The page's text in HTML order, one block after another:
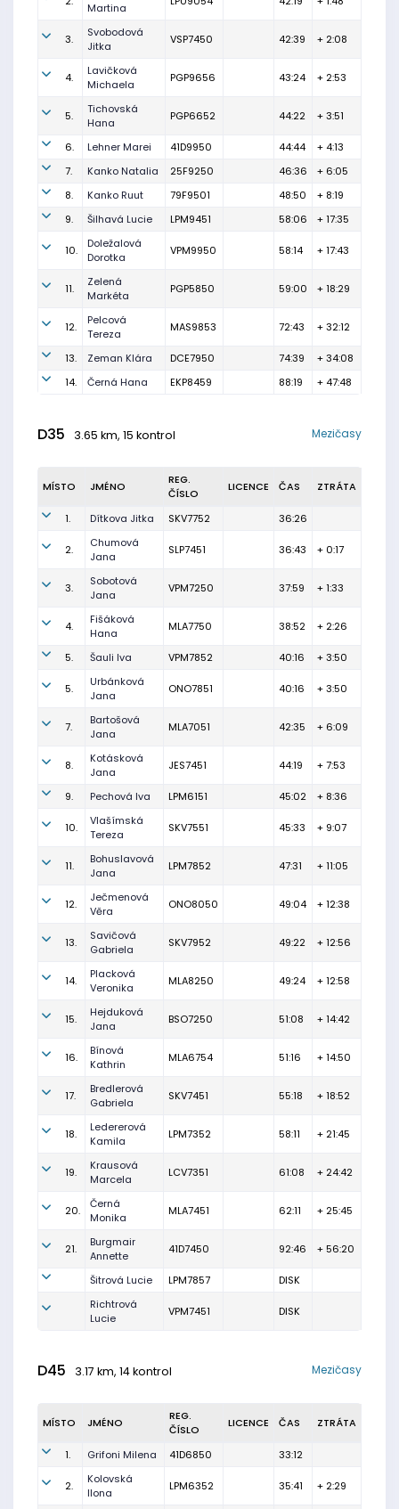
Martina
3.
Svobodová
Jitka
VSP7450 42:39 + 2:08
4.
Lavičková
Michaela
PGP9656 43:24 + 2:53
5.
Tichovská
Hana
PGP6652 44:22 + 3:51
6. Lehner Marei 41D9950 44:44
+ 4:13
7.
Kanko Natalia 25F9250 46:36
+ 6:05
8.
Kanko Ruut 79F9501 48:50
+ 8:19
9.
Šilhavá Lucie LPM9451 58:06 + 17:35
10.
Doležalová
Dorotka
VPM9950 58:14 + 17:43
11.
Zelená
Markéta
PGP5850 59:00 + 18:29
12.
Pelcová
Tereza
MAS9853 72:43 + 32:12
13. Zeman Klára DCE7950 74:39
+ 34:08
14.
Černá Hana EKP8459 88:19 + 47:48
D35 3.65 km, 15 kontrol Mezičasy
MÍSTO JMÉNO
REG.
ČÍSLO
LICENCE ČAS ZTRÁTA
1. Dítkova Jitka SKV7752 36:26
2.
Chumová
Jana
SLP7451 36:43 + 0:17
3.
Sobotová
Jana
VPM7250 37:59 + 1:33
4.
Fišáková
Hana
MLA7750 38:52 + 2:26
5. Šauli Iva VPM7852 40:16 + 3:50
5.
Urbánková
Jana
ONO7851 40:16 + 3:50
7.
Bartošová
Jana
MLA7051 42:35 + 6:09
8.
Kotásková
Jana
JES7451 44:19 + 7:53
9. Pechová Iva LPM6151 45:02 + 8:36
10.
Vlašímská
Tereza
SKV7551 45:33 + 9:07
11.
Bohuslavová
Jana
LPM7852 47:31 + 11:05
12.
Ječmenová
Věra
ONO8050 49:04 + 12:38
13.
Savičová
Gabriela
SKV7952 49:22 + 12:56
14.
Placková
Veronika
MLA8250 49:24 + 12:58
15.
Hejduková
Jana
BSO7250 51:08 + 14:42
16.
Bínová
Kathrin
MLA6754 51:16 + 14:50
17.
Bredlerová
Gabriela
SKV7451 55:18 + 18:52
18.
Ledererová
Kamila
LPM7352 58:11 + 21:45
19.
Krausová
Marcela
LCV7351 61:08 + 24:42
20.
Černá
Monika
MLA7451 62:11 + 25:45
21.
Burgmair
Annette
41D7450 92:46 + 56:20
Šitrová Lucie LPM7857
DISK
Richtrová
Lucie
VPM7451 DISK
D45 3.17 km, 14 kontrol Mezičasy
MÍSTO JMÉNO
REG.
ČÍSLO
LICENCE ČAS ZTRÁTA
1. Grifoni Milena 41D6850 33:12
2.
Kolovská
Ilona
LPM6352 35:41 + 2:29